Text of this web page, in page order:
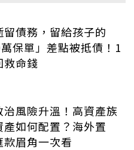
留債務，留給孩子的
萬保單」差點被抵債！1
救命錢
治風險升溫！高資產族
產如何配置？海外置
款眉角一次看